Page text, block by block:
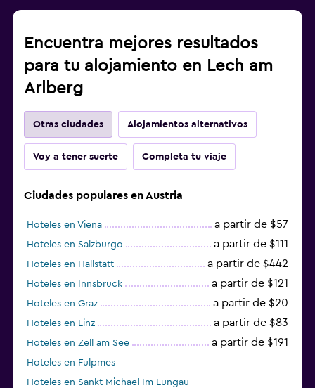
Encuentra mejores resultados
para tu alojamiento en Lech am
Arlberg
Otras ciudades Alojamientos alternativos
Voy a tener suerte Completa tu viaje
Ciudades populares en Austria
Hoteles en Viena a partir de $57
Hoteles en Salzburgo a partir de $111
Hoteles en Hallstatt a partir de $442
Hoteles en Innsbruck a partir de $121
Hoteles en Graz a partir de $20
Hoteles en Linz a partir de $83
Hoteles en Zell am See a partir de $191
Hoteles en Fulpmes
Hoteles en Sankt Michael Im Lungau